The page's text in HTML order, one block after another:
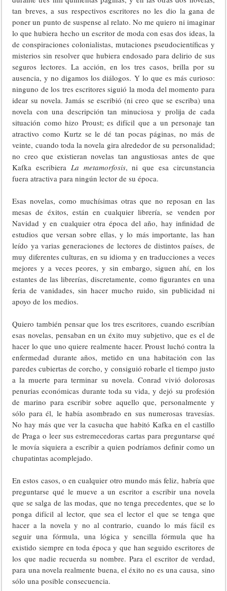
tan breves, a sus respectivos escritores no les dio la gana de
poner un punto de suspense al relato. No me quiero ni imaginar
lo que hubiera hecho un escritor de moda con esas dos ideas, la
de conspiraciones colonialistas, mutaciones pseudocientíficas y
misterios sin resolver que hubiera endosado para delirio de sus
seguros lectores. La acción, en los tres casos, brilla por su
ausencia, y no digamos los diálogos. Y lo que es más curioso:
ninguno de los tres escritores siguió la moda del momento para
idear su novela. Jamás se escribió (ni creo que se escriba) una
novela con una descripción tan minuciosa y prolija de cada
situación como hizo Proust; es difícil que a un personaje tan
atractivo como Kurtz se le dé tan pocas páginas, no más de
veinte, cuando toda la novela gira alrededor de su personalidad;
no creo que existieran novelas tan angustiosas antes de que
Kafka escribiera La metamorfosis, ni que esa circunstancia
fuera atractiva para ningún lector de su época.
Esas novelas, como muchísimas otras que no reposan en las
mesas de éxitos, están en cualquier librería, se venden por
Navidad y en cualquier otra época del año, hay infinidad de
estudios que versan sobre ellas, y lo más importante, las han
leído ya varias generaciones de lectores de distintos países, de
muy diferentes culturas, en su idioma y en traducciones a veces
mejores y a veces peores, y sin embargo, siguen ahí, en los
estantes de las librerías, discretamente, como figurantes en una
feria de vanidades, sin hacer mucho ruido, sin publicidad ni
apoyo de los medios.
Quiero también pensar que los tres escritores, cuando escribían
esas novelas, pensaban en un éxito muy subjetivo, que es el de
hacer lo que uno quiere realmente hacer. Proust luchó contra la
enfermedad durante años, metido en una habitación con las
paredes cubiertas de corcho, y consiguió robarle el tiempo justo
a la muerte para terminar su novela. Conrad vivió dolorosas
penurias económicas durante toda su vida, y dejó su profesión
de marino para escribir sobre aquello que, personalmente y
sólo para él, le había asombrado en sus numerosas travesías.
No hay más que ver la casucha que habitó Kafka en el castillo
de Praga o leer sus estremecedoras cartas para preguntarse qué
le movía siquiera a escribir a quien podríamos definir como un
chupatintas acomplejado.
En estos casos, o en cualquier otro mundo más feliz, habría que
preguntarse qué le mueve a un escritor a escribir una novela
que se salga de las modas, que no tenga precedentes, que se lo
ponga difícil al lector, que sea el lector el que se tenga que
hacer a la novela y no al contrario, cuando lo más fácil es
seguir una fórmula, una lógica y sencilla fórmula que ha
existido siempre en toda época y que han seguido escritores de
los que nadie recuerda su nombre. Para el escritor de verdad,
para una novela realmente buena, el éxito no es una causa, sino
sólo una posible consecuencia.